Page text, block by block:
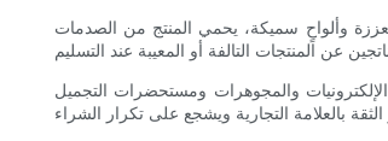
معززة وألواحٍ سميكة، يحمي المنتج من الصدمات
والمجوهرات ومستحضرات التجميل